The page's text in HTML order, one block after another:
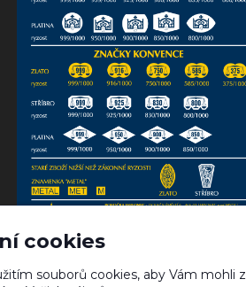
cookies
souborů cookies, aby Vám mohli